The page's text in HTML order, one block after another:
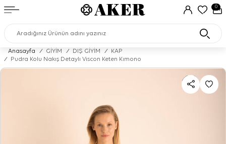
0
Anasayfa / GİYİM / DIŞ GİYİM /
KAP
/
Pudra Kolu Nakış Detaylı Viscon Keten Kımono